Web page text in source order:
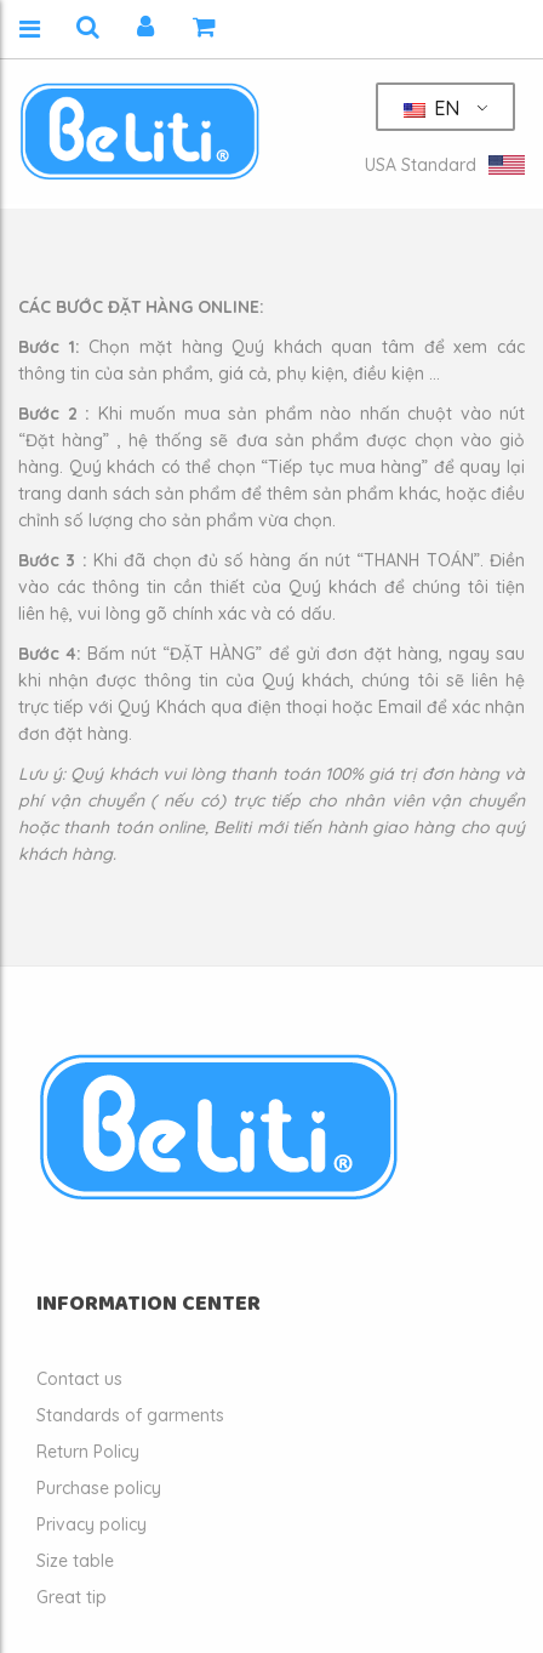
EN
USA Standard
CÁC BƯỚC ĐẶT HÀNG ONLINE:
Bước 1: Chọn mặt hàng Quý khách quan tâm để xem các
thông tin của sản phẩm, giá cả, phụ kiện, điều kiện …
Bước 2 : Khi muốn mua sản phẩm nào nhấn chuột vào nút
“Đặt hàng” , hệ thống sẽ đưa sản phẩm được chọn vào giỏ
hàng. Quý khách có thể chọn “Tiếp tục mua hàng” để quay lại
trang danh sách sản phẩm để thêm sản phẩm khác, hoặc điều
chỉnh số lượng cho sản phẩm vừa chọn.
Bước 3 : Khi đã chọn đủ số hàng ấn nút “THANH TOÁN”. Điền
vào các thông tin cần thiết của Quý khách để chúng tôi tiện
liên hệ, vui lòng gõ chính xác và có dấu.
Bước 4: Bấm nút “ĐẶT HÀNG” để gửi đơn đặt hàng, ngay sau
khi nhận được thông tin của Quý khách, chúng tôi sẽ liên hệ
trực tiếp với Quý Khách qua điện thoại hoặc Email để xác nhận
đơn đặt hàng.
Lưu ý: Quý khách vui lòng thanh toán 100% giá trị đơn hàng và
phí vận chuyển ( nếu có) trực tiếp cho nhân viên vận chuyển
hoặc thanh toán online, Beliti mới tiến hành giao hàng cho quý
khách hàng.
INFORMATION CENTER
Contact us
Standards of garments
Return Policy
Purchase policy
Privacy policy
Size table
Great tip